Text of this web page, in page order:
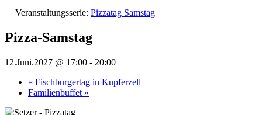
Veranstaltungsserie: Pizzatag Samstag
Pizza-Samstag
12.Juni.2027 @ 17:00 - 20:00
« Fischburgertag in Kupferzell
Familienbuffet »